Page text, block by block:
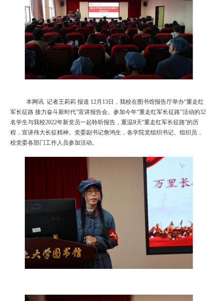
本网讯 记者王莉莉 报道 12月 13日， 我校在图书馆报告厅举办“重走红
军长征路 接力奋斗新时代”宣讲报告会。参加今年“重走红军长征路”活动的32
名学生与我校2022年新党员一起聆听报告，重温9天“重走红军长征路”的历
程，宣讲伟大长征精神。 党委副书记詹鸿生，各学院党组织书记、组织员 ，
校党委各部门工作人员参加活动。